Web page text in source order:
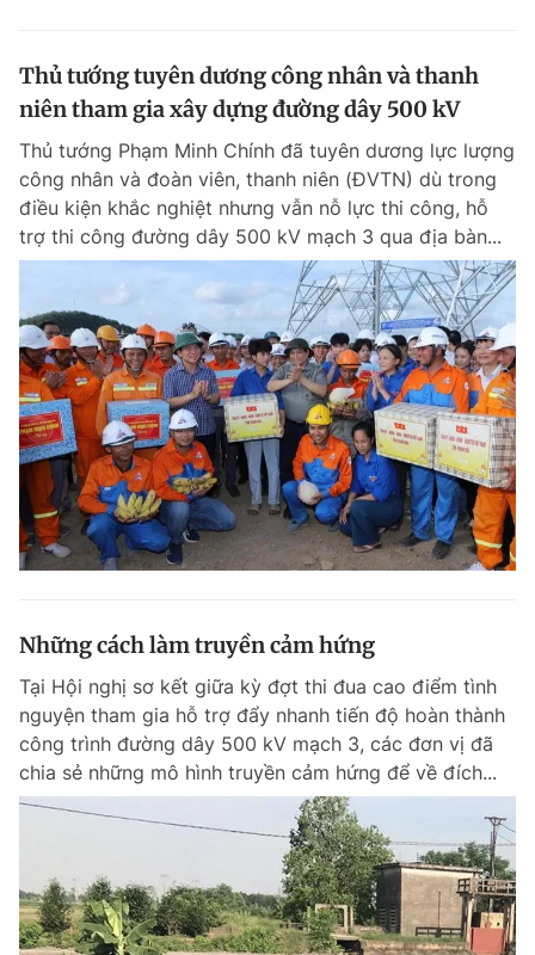
Thủ tướng tuyên dương công nhân và thanh
niên tham gia xây dựng đường dây 500 kV
Thủ tướng Phạm Minh Chính đã tuyên dương lực lượng
công nhân và đoàn viên, thanh niên (ĐVTN) dù trong
điều kiện khắc nghiệt nhưng vẫn nỗ lực thi công, hỗ
trợ thi công đường dây 500 kV mạch 3 qua địa bàn...
Những cách làm truyền cảm hứng
Tại Hội nghị sơ kết giữa kỳ đợt thi đua cao điểm tình
nguyện tham gia hỗ trợ đẩy nhanh tiến độ hoàn thành
công trình đường dây 500 kV mạch 3, các đơn vị đã
chia sẻ những mô hình truyền cảm hứng để về đích...